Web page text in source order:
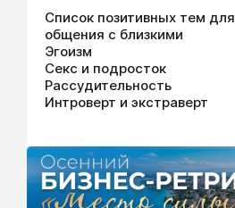
Список позитивных тем для
общения с близкими
Эгоизм
Секс и подросток
Рассудительность
Интроверт и экстраверт